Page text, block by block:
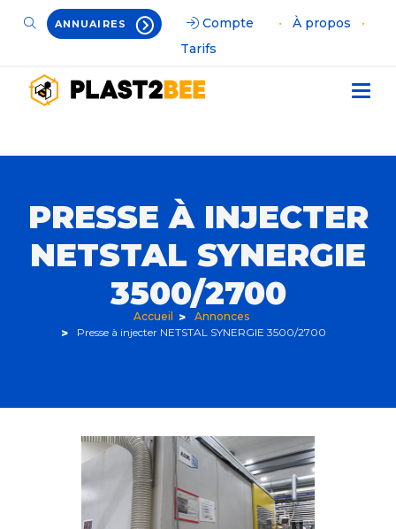
ANNUAIRES Compte • À propos
•
Tarifs
PRESSE À INJECTER
NETSTAL SYNERGIE
3500/2700
Accueil
Annonces
Presse à injecter NETSTAL SYNERGIE 3500/2700